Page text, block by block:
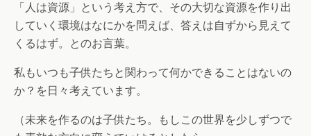
「人は資源」という考え方で、その大切な資源を作り出
していく環境はなにかを問えば、答えは自ずから見えて
くるはず。とのお言葉。
私もいつも子供たちと関わって何かできることはないの
か？を日々考えています。
（未来を作るのは子供たち。もしこの世界を少しずつで